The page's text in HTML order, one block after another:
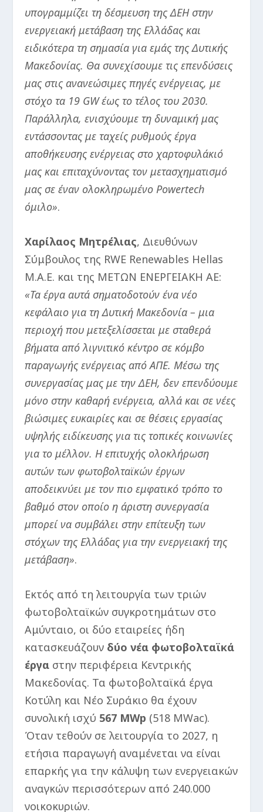
υπογραμμίζει τη δέσμευση της ΔΕΗ στην
ενεργειακή μετάβαση της Ελλάδας και
ειδικότερα τη σημασία για εμάς της Δυτικής
Μακεδονίας. Θα συνεχίσουμε τις επενδύσεις
μας στις ανανεώσιμες πηγές ενέργειας, με
στόχο τα 19 GW έως το τέλος του 2030.
Παράλληλα, ενισχύουμε τη δυναμική μας
εντάσσοντας με ταχείς ρυθμούς έργα
αποθήκευσης ενέργειας στο χαρτοφυλάκιό
μας και επιταχύνοντας τον μετασχηματισμό
μας σε έναν ολοκληρωμένο Powertech
όμιλο».
Χαρίλαος Μητρέλιας, Διευθύνων
Σύμβουλος της RWE Renewables Hellas
Μ.Α.Ε. και της ΜΕΤΩΝ ΕΝΕΡΓΕΙΑΚΗ ΑΕ:
«Τα έργα αυτά σηματοδοτούν ένα νέο
κεφάλαιο για τη Δυτική Μακεδονία – μια
περιοχή που μετεξελίσσεται με σταθερά
βήματα από λιγνιτικό κέντρο σε κόμβο
παραγωγής ενέργειας από ΑΠΕ. Μέσω της
συνεργασίας μας με την ΔΕΗ, δεν επενδύουμε
μόνο στην καθαρή ενέργεια, αλλά και σε νέες
βιώσιμες ευκαιρίες και σε θέσεις εργασίας
υψηλής ειδίκευσης για τις τοπικές κοινωνίες
για το μέλλον. Η επιτυχής ολοκλήρωση
αυτών των φωτοβολταϊκών έργων
αποδεικνύει με τον πιο εμφατικό τρόπο το
βαθμό στον οποίο η άριστη συνεργασία
μπορεί να συμβάλει στην επίτευξη των
στόχων της Ελλάδας για την ενεργειακή της
μετάβαση».
Εκτός από τη λειτουργία των τριών
φωτοβολταϊκών συγκροτημάτων στο
Αμύνταιο, οι δύο εταιρείες ήδη
κατασκευάζουν δύο νέα φωτοβολταϊκά
έργα στην περιφέρεια Κεντρικής
Μακεδονίας. Τα φωτοβολταϊκά έργα
Κοτύλη και Νέο Συράκιο θα έχουν
συνολική ισχύ 567 MWp (518 MWac).
Όταν τεθούν σε λειτουργία το 2027, η
ετήσια παραγωγή αναμένεται να είναι
επαρκής για την κάλυψη των ενεργειακών
αναγκών περισσότερων από 240.000
νοικοκυριών.